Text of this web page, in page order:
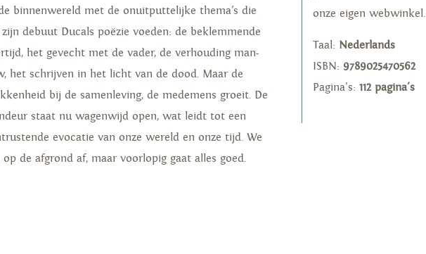
binnenwereld met de onuitputtelijke thema’s die
debuut Ducals poëzie voeden: de beklemmende
het gevecht met de vader, de verhouding man-
het schrijven in het licht van de dood. Maar de
bij de samenleving, de medemens groeit. De
staat nu wagenwijd open, wat leidt tot een
evocatie van onze wereld en onze tijd. We
op de afgrond af, maar voorlopig gaat alles goed.
onze eigen webwinkel.
Taal: Nederlands
ISBN: 9789025470562
Pagina's: 112 pagina's